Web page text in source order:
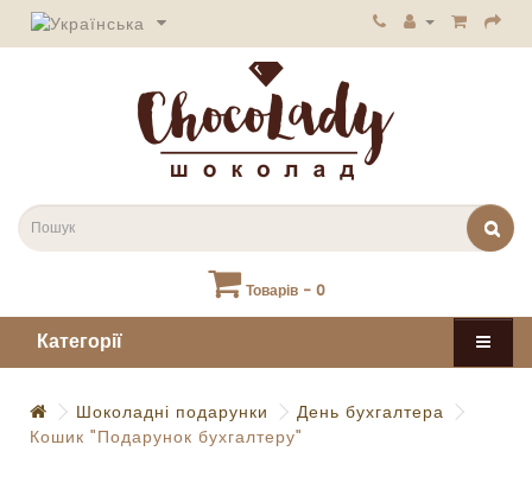
Товарів - 0
Категорії
Шоколадні подарунки
День бухгалтера
Кошик "Подарунок бухгалтеру"